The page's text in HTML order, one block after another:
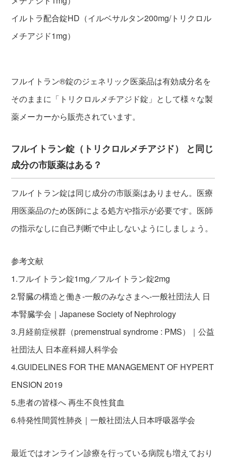
イルトラ配合錠HD（イルベサルタン200mg/トリクロル
メチアジド1mg）
フルイトラン®錠のジェネリック医薬品は有効成分名を
そのままに「トリクロルメチアジド錠」として様々な製
薬メーカーから販売されています。
フルイトラン錠（トリクロルメチアジド） と同じ
成分の市販薬はある？
フルイトラン錠は同じ成分の市販薬はありません。医療
用医薬品のため医師による処方や指示が必要です。医師
の指示なしに自己判断で中止しないようにしましょう。
参考文献
1.フルイトラン錠1mg／フルイトラン錠2mg
2.腎臓の構造と働き-一般のみなさまへ-一般社団法人 日
本腎臓学会｜Japanese Society of Nephrology
3.月経前症候群（premenstrual syndrome : PMS）｜公益
社団法人 日本産科婦人科学会
4.GUIDELINES FOR THE MANAGEMENT OF HYPERT
ENSION 2019
5.患者の皆様へ 再生不良性貧血
6.特発性間質性肺炎｜一般社団法人日本呼吸器学会
最近ではオンライン診療を行っている病院も増えており